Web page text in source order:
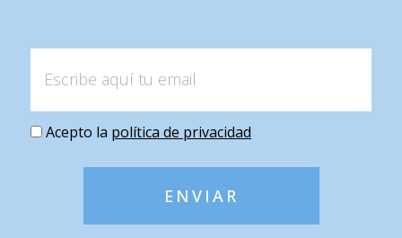
Acepto la política de privacidad
ENVIAR